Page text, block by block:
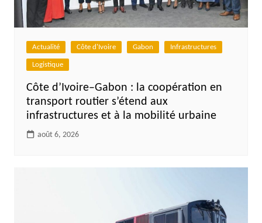
Actualité Côte d'Ivoire Gabon Infrastructures
Logistique
Côte d’Ivoire–Gabon : la coopération en
transport routier s’étend aux
infrastructures et à la mobilité urbaine
août 6, 2026